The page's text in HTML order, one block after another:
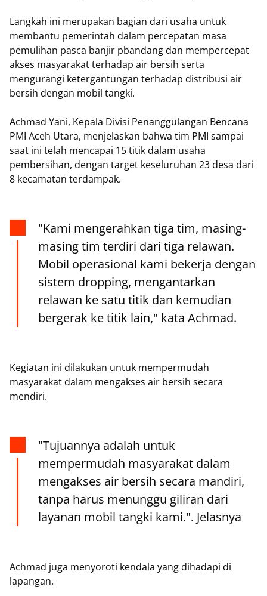
Langkah ini merupakan bagian dari usaha untuk
membantu pemerintah dalam percepatan masa
pemulihan pasca banjir pbandang dan mempercepat
akses masyarakat terhadap air bersih serta
mengurangi ketergantungan terhadap distribusi air
bersih dengan mobil tangki.
Achmad Yani, Kepala Divisi Penanggulangan Bencana
PMI Aceh Utara, menjelaskan bahwa tim PMI sampai
saat ini telah mencapai 15 titik dalam usaha
pembersihan, dengan target keseluruhan 23 desa dari
8 kecamatan terdampak.
"Kami mengerahkan tiga tim, masing-
masing tim terdiri dari tiga relawan.
Mobil operasional kami bekerja dengan
sistem dropping, mengantarkan
relawan ke satu titik dan kemudian
bergerak ke titik lain," kata Achmad.
Kegiatan ini dilakukan untuk mempermudah
masyarakat dalam mengakses air bersih secara
mendiri.
"Tujuannya adalah untuk
mempermudah masyarakat dalam
mengakses air bersih secara mandiri,
tanpa harus menunggu giliran dari
layanan mobil tangki kami.". Jelasnya
Achmad juga menyoroti kendala yang dihadapi di
lapangan.